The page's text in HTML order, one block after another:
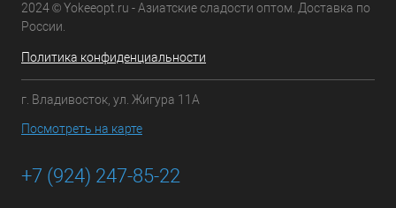
2024 © Yokeeopt.ru - Азиатские сладости оптом. Доставка по
России.
Политика конфиденциальности
г. Владивосток, ул. Жигура 11А
Посмотреть на карте
+7 (924) 247-85-22